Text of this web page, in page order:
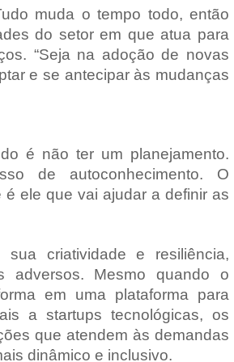
muda o tempo todo, então
do setor em que atua para
“Seja na adoção de novas
e se antecipar às mudanças
é não ter um planejamento.
de autoconhecimento. O
ele que vai ajudar a definir as
criatividade e resiliência,
adversos. Mesmo quando o
em uma plataforma para
a startups tecnológicas, os
que atendem às demandas
dinâmico e inclusivo.